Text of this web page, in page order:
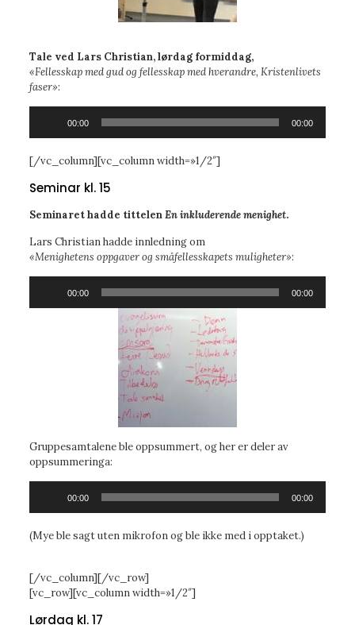
Tale ved Lars Christian, lørdag formiddag,
«Fellesskap med gud og fellesskap med hverandre, Kristenlivets
faser»:
00:00 00:00
[/vc_column][vc_column width=»1/2″]
Seminar kl. 15
Seminaret hadde tittelenEn inkluderende menighet.
Lars Christian hadde innledning om
«Menighetens oppgaver og småfellesskapets muligheter»:
00:00 00:00
Gruppesamtalene ble oppsummert, og her er deler av
oppsummeringa:
00:00 00:00
(Mye ble sagt uten mikrofon og ble ikke med i opptaket.)
[/vc_column][/vc_row]
[vc_row][vc_column width=»1/2″]
Lørdag kl. 17